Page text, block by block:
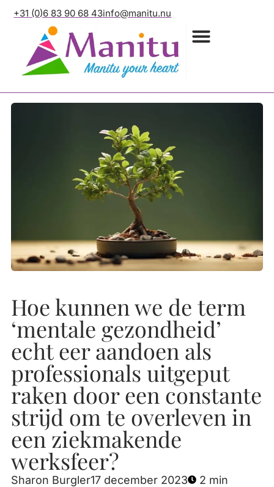
+31 (0)6 83 90 68 43info@manitu.nu
Hoe kunnen we de term
‘mentale gezondheid’
echt eer aandoen als
professionals uitgeput
raken door een constante
strijd om te overleven in
een ziekmakende
werksfeer?
Sharon Burgler17 december 2023
2 min